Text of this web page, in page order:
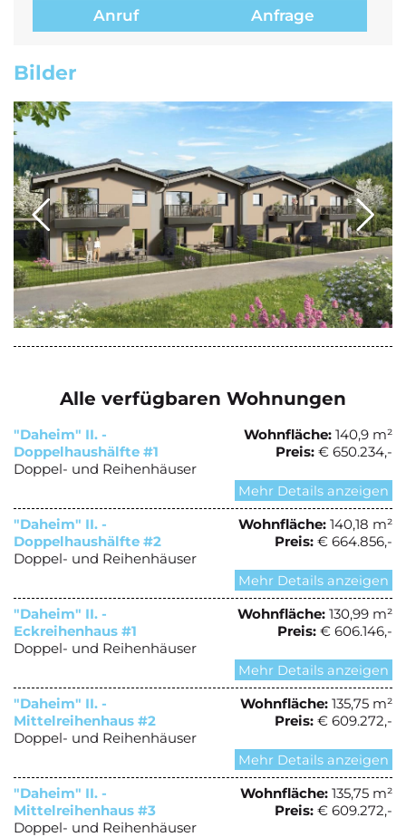
Anruf Anfrage
Bilder
Alle verfügbaren Wohnungen
"Daheim" II. -
Doppelhaushälfte #1
Doppel- und Reihenhäuser
Wohnfläche: 140,9 m²
Preis: € 650.234,-
Mehr Details anzeigen
"Daheim" II. -
Doppelhaushälfte #2
Doppel- und Reihenhäuser
Wohnfläche: 140,18 m²
Preis: € 664.856,-
Mehr Details anzeigen
"Daheim" II. -
Eckreihenhaus #1
Doppel- und Reihenhäuser
Wohnfläche: 130,99 m²
Preis: € 606.146,-
Mehr Details anzeigen
"Daheim" II. -
Mittelreihenhaus #2
Doppel- und Reihenhäuser
Wohnfläche: 135,75 m²
Preis: € 609.272,-
Mehr Details anzeigen
"Daheim" II. -
Mittelreihenhaus #3
Doppel- und Reihenhäuser
Wohnfläche: 135,75 m²
Preis: € 609.272,-